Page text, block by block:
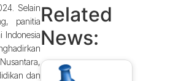
Selain
panitia
Indonesia
dan
Related
News: